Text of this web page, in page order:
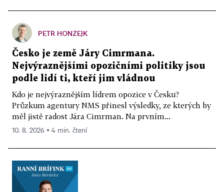
PETR HONZEJK
Česko je země Járy Cimrmana.
Nejvýraznějšími opozičními politiky jsou
podle lidí ti, kteří jim vládnou
Kdo je nejvýraznějším lídrem opozice v Česku?
Průzkum agentury NMS přinesl výsledky, ze kterých by
měl jistě radost Jára Cimrman. Na prvním...
10. 8. 2026 ▪ 4 min. čtení